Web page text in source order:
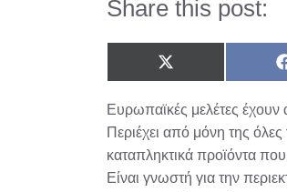
Share this post:
Share
on
(Twitter)
Ευρωπαϊκές μελέτες έχουν
Περιέχει από μόνη της
καταπληκτικά προϊόντα
Είναι γνωστή για την